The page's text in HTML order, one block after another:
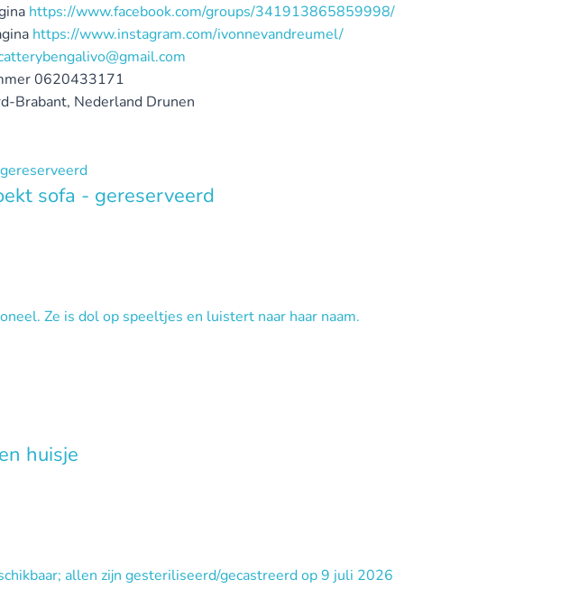
https://www.facebook.com/groups/341913865859998/
https://www.instagram.com/ivonnevandreumel/
0620433171
Brabant, Nederland Drunen
sofa - gereserveerd
Ze is dol op speeltjes en luistert naar haar naam.
huisje
allen zijn gesteriliseerd/gecastreerd op 9 juli 2026